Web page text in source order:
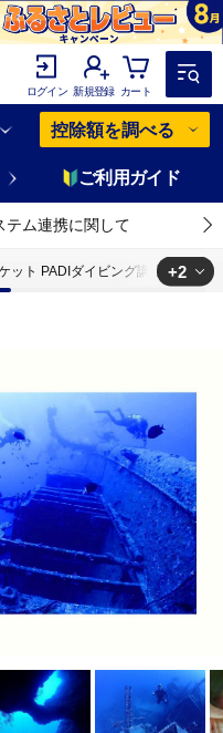
ログイン 新規登録 カート
控除額を調べる
ご利用ガイド
テム連携に関して
ット PADIダイビング講習 ｜ ディ
+2